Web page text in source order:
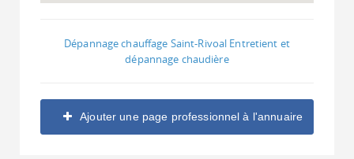
Dépannage chauffage Saint-Rivoal Entretient et
dépannage chaudière
Ajouter une page professionnel à l'annuaire